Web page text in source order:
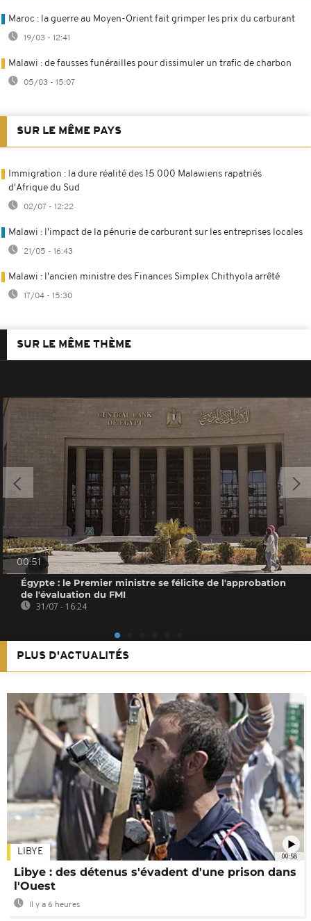
Maroc : la guerre au Moyen-Orient fait grimper les prix du carburant
19/03 - 12:41
Malawi : de fausses funérailles pour dissimuler un trafic de charbon
05/03 - 15:07
SUR LE MÊME PAYS
Immigration : la dure réalité des 15 000 Malawiens rapatriés
d'Afrique du Sud
02/07 - 12:22
Malawi : l'impact de la pénurie de carburant sur les entreprises locales
21/05 - 16:43
Malawi : l'ancien ministre des Finances Simplex Chithyola arrêté
17/04 - 15:30
SUR LE MÊME THÈME
00:51
Égypte : le Premier ministre se félicite de l'approbation
de l'évaluation du FMI
31/07 - 16:24
PLUS D'ACTUALITÉS
00:58
LIBYE
Libye : des détenus s'évadent d'une prison dans
l'Ouest
Il y a 6 heures